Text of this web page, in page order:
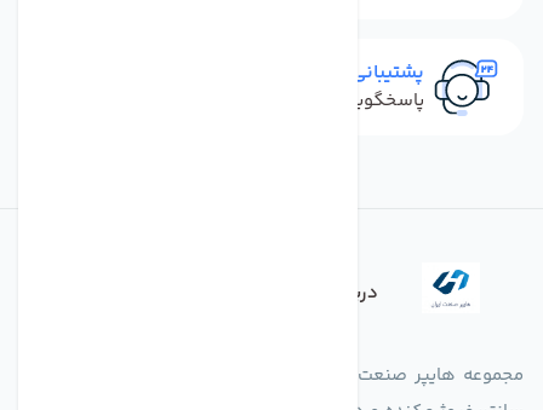
پشتیبانی سریع
پاسخگویی سریع به تماس‌ها و پیام‌ها
درباره فروشگاه
مجموعه هایپر صنعت ایران در امر تولید و واردات انواع فن های